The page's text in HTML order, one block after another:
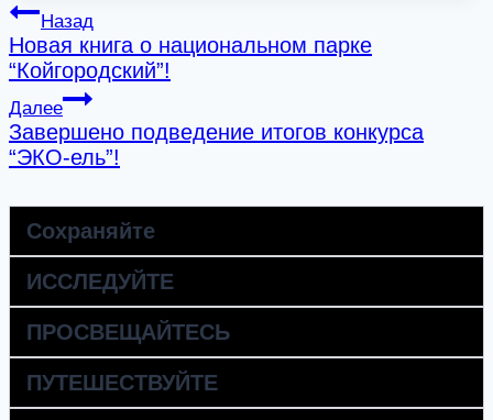
Навигация
по
записям
Назад
Новая книга о национальном парке
“Койгородский”!
Далее
Завершено подведение итогов конкурса
“ЭКО-ель”!
Сохраняйте
ИССЛЕДУЙТЕ
ПРОСВЕЩАЙТЕСЬ
ПУТЕШЕСТВУЙТЕ